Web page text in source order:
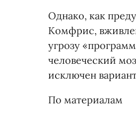
Однако, как
Комфрис,
угрозу
человеческий
исключен
По материалам